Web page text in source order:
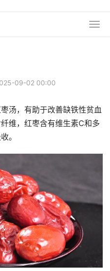
09-02 00:00
汤，有助于改善缺铁性贫血
维，红枣含有维生素C和多
。